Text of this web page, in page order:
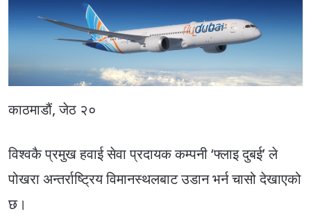
काठमाडौं, जेठ २०
विश्वकै प्रमुख हवाई सेवा प्रदायक कम्पनी ‘फ्लाइ दुबई’ ले
पोखरा अन्तर्राष्ट्रिय विमानस्थलबाट उडान भर्न चासो देखाएको
छ।